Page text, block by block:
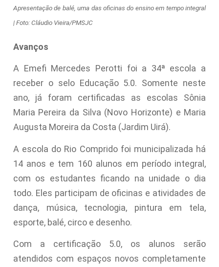
Apresentação de balé, uma das oficinas do ensino em tempo integral
| Foto: Cláudio Vieira/PMSJC
Avanços
A Emefi Mercedes Perotti foi a 34ª escola a
receber o selo Educação 5.0. Somente neste
ano, já foram certificadas as escolas Sônia
Maria Pereira da Silva (Novo Horizonte) e Maria
Augusta Moreira da Costa (Jardim Uirá).
A escola do Rio Comprido foi municipalizada há
14 anos e tem 160 alunos em período integral,
com os estudantes ficando na unidade o dia
todo. Eles participam de oficinas e atividades de
dança, música, tecnologia, pintura em tela,
esporte, balé, circo e desenho.
Com a certificação 5.0, os alunos serão
atendidos com espaços novos completamente